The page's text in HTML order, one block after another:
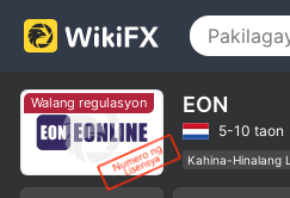
Walang regulasyon EON
5-10 taon
Kahina-Hinalang
Kahina-hinalang
0